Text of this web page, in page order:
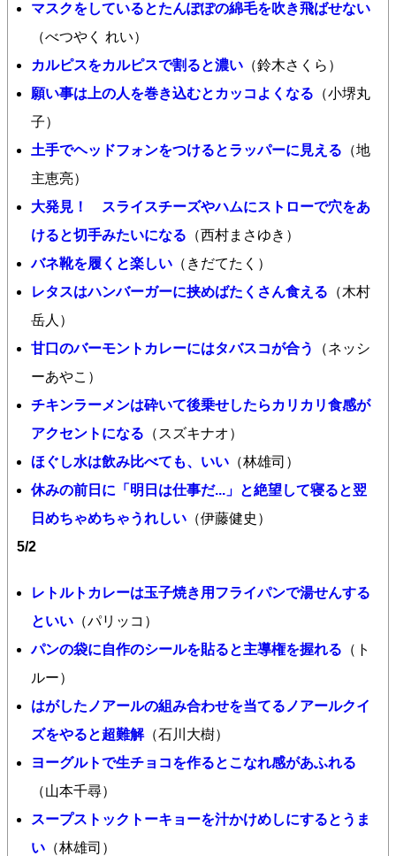
マスクをしているとたんぽぽの綿毛を吹き飛ばせない
（べつやく れい）
カルピスをカルピスで割ると濃い （鈴木さくら）
願い事は上の人を巻き込むとカッコよくなる （小堺丸
子）
土手でヘッドフォンをつけるとラッパーに見える （地
主恵亮）
大発見！ スライスチーズやハムにストローで穴をあ
けると切手みたいになる （西村まさゆき）
バネ靴を履くと楽しい （きだてたく）
レタスはハンバーガーに挟めばたくさん食える （木村
岳人）
甘口のバーモントカレーにはタバスコが合う
（ネッシ
ーあやこ）
チキンラーメンは砕いて後乗せしたらカリカリ食感が
アクセントになる （スズキナオ）
ほぐし水は飲み比べても、いい （林雄司）
休みの前日に「明日は仕事だ...」と絶望して寝ると翌
日めちゃめちゃうれしい （伊藤健史）
5/2
レトルトカレーは玉子焼き用フライパンで湯せんする
といい （パリッコ）
パンの袋に自作のシールを貼ると主導権を握れる （ト
ルー）
はがしたノアールの組み合わせを当てるノアールクイ
ズをやると超難解（石川大樹）
ヨーグルトで生チョコを作るとこなれ感があふれる
（山本千尋）
スープストックトーキョーを汁かけめしにするとうま
い （林雄司）